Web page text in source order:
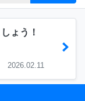
ょう！
2026.02.11